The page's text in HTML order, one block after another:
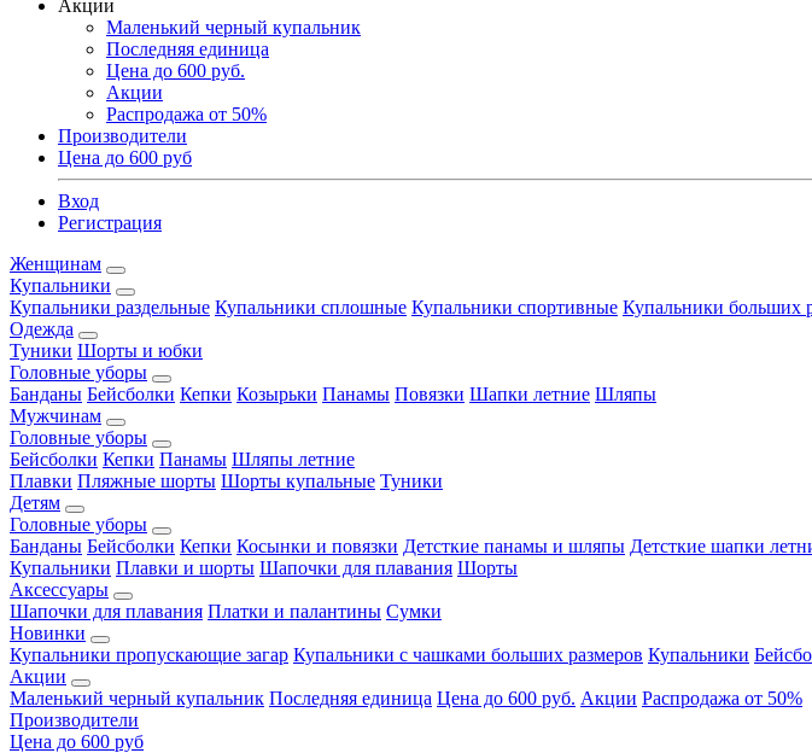
Акции
Маленький черный купальник
Последняя единица
Цена до 600 руб.
Акции
Распродажа от 50%
Производители
Цена до 600 руб
Вход
Регистрация
Женщинам
Купальники
Купальники раздельные Купальники сплошные Купальники спортивные Купальники больших
Одежда
Туники Шорты и юбки
Головные уборы
Банданы Бейсболки Кепки Козырьки Панамы Повязки Шапки летние Шляпы
Мужчинам
Головные уборы
Бейсболки Кепки Панамы Шляпы летние
Плавки Пляжные шорты Шорты купальные Туники
Детям
Головные уборы
Банданы Бейсболки Кепки Косынки и повязки Детсткие панамы и шляпы Детсткие шапки
Купальники Плавки и шорты Шапочки для плавания Шорты
Аксессуары
Шапочки для плавания Платки и палантины Сумки
Новинки
Купальники пропускающие загар Купальники с чашками больших размеров Купальники
Акции
Маленький черный купальник Последняя единица Цена до 600 руб. Акции Распродажа от 50%
Производители
Цена до 600 руб